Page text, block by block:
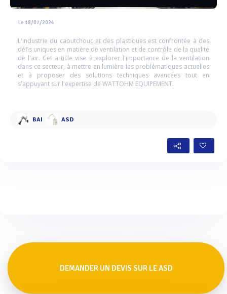
Le 18/07/2024
L'industrie du caoutchouc et des plastiques est confrontée à des
défis uniques en matière de ventilation et de contrôle de la qualité
de l'air. Cet article vise à explorer l'importance de la ventilation
dans ce secteur, à mettre en lumière les problématiques actuelles
et à proposer des solutions techniques avancées tout en
s'appuyant sur l'expertise de WATTOHM EQUIPEMENT.
BAI ASD
DEMANDER UN DEVIS SUR LE ASD